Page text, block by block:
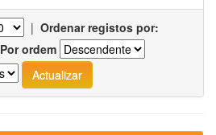
| Ordenar registos por:
Por ordem